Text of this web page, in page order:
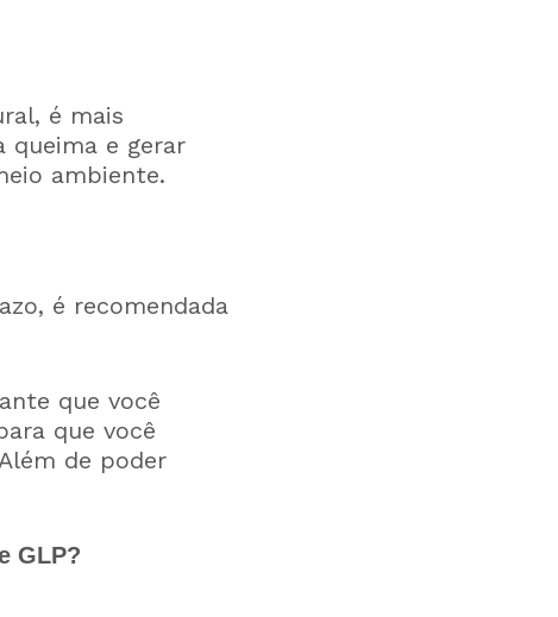
é mais
queima e gerar
ambiente.
é recomendada
que você
que você
de poder
GLP?